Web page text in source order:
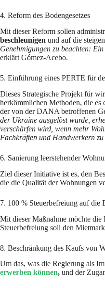
4. Reform des Bodengesetzes
Mit dieser Reform sollen
beschleunigen und auf die
Genehmigungen zu beachten:
erklärt Gómez-Acebo.
5. Einführung eines PERTE für
Dieses Strategische Projekt für
herkömmlichen Methoden, die es
der von der DANA betroffenen
der Ukraine ausgelöst wurde,
verschärfen wird, wenn mehr
Fachkräften und Handwerkern
6. Sanierung leerstehender
Ziel dieser Initiative ist es, den
die die Qualität der Wohnungen
7. 100 % Steuerbefreiung auf die
Mit dieser Maßnahme möchte die
Steuerbefreiung soll den
8. Beschränkung des Kaufs von
Um das, was die Regierung als
erwerben können, und der